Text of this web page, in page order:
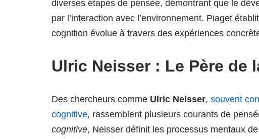
diverses étapes de pensée, démontrant que le
par l’interaction avec l’environnement. Piaget
cognition évolue à travers des expériences
Ulric Neisser : Le Père de
Des chercheurs comme Ulric Neisser, souvent
cognitive, rassemblent plusieurs courants de
cognitive, Neisser définit les processus mentaux